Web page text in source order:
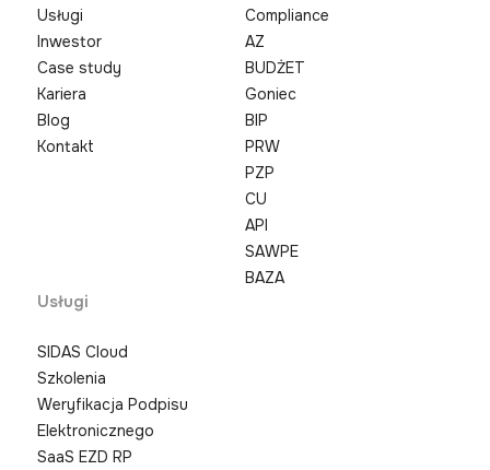
Usługi
Inwestor
Case study
Kariera
Blog
Kontakt
Compliance
AZ
BUDŻET
Goniec
BIP
PRW
PZP
CU
API
SAWPE
BAZA
Usługi
SIDAS Cloud
Szkolenia
Weryfikacja Podpisu
Elektronicznego
SaaS EZD RP